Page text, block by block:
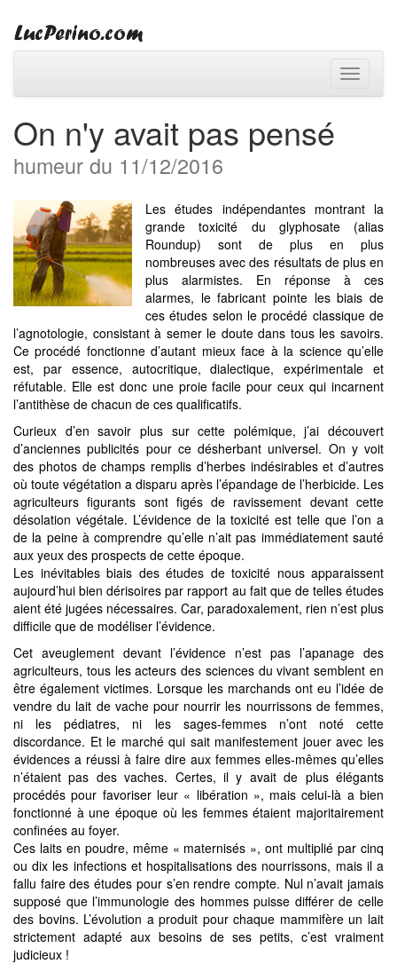
Toggle
On n'y avait pas pensé
humeur du 11/12/2016
Les études indépendantes montrant la
grande toxicité du glyphosate (alias
Roundup) sont de plus en plus
nombreuses avec des résultats de plus en
plus alarmistes. En réponse à ces
alarmes, le fabricant pointe les biais de
ces études selon le procédé classique de
l’agnotologie, consistant à semer le doute dans tous les savoirs.
Ce procédé fonctionne d’autant mieux face à la science qu’elle
est, par essence, autocritique, dialectique, expérimentale et
réfutable. Elle est donc une proie facile pour ceux qui incarnent
l’antithèse de chacun de ces qualificatifs.
Curieux d’en savoir plus sur cette polémique, j’ai découvert
d’anciennes publicités pour ce désherbant universel. On y voit
des photos de champs remplis d’herbes indésirables et d’autres
où toute végétation a disparu après l’épandage de l’herbicide. Les
agriculteurs figurants sont figés de ravissement devant cette
désolation végétale. L’évidence de la toxicité est telle que l’on a
de la peine à comprendre qu’elle n’ait pas immédiatement sauté
aux yeux des prospects de cette époque.
Les inévitables biais des études de toxicité nous apparaissent
aujourd’hui bien dérisoires par rapport au fait que de telles études
aient été jugées nécessaires. Car, paradoxalement, rien n’est plus
difficile que de modéliser l’évidence.
Cet aveuglement devant l’évidence n’est pas l’apanage des
agriculteurs, tous les acteurs des sciences du vivant semblent en
être également victimes. Lorsque les marchands ont eu l’idée de
vendre du lait de vache pour nourrir les nourrissons de femmes,
ni les pédiatres, ni les sages-femmes n’ont noté cette
discordance. Et le marché qui sait manifestement jouer avec les
évidences a réussi à faire dire aux femmes elles-mêmes qu’elles
n’étaient pas des vaches. Certes, il y avait de plus élégants
procédés pour favoriser leur « libération », mais celui-là a bien
fonctionné à une époque où les femmes étaient majoritairement
confinées au foyer.
Ces laits en poudre, même « maternisés », ont multiplié par cinq
ou dix les infections et hospitalisations des nourrissons, mais il a
fallu faire des études pour s’en rendre compte. Nul n’avait jamais
supposé que l’immunologie des hommes puisse différer de celle
des bovins. L’évolution a produit pour chaque mammifère un lait
strictement adapté aux besoins de ses petits, c’est vraiment
judicieux !